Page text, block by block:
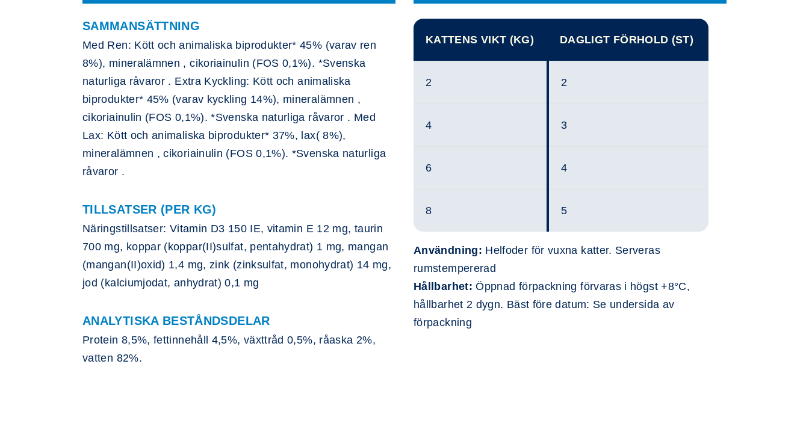
SAMMANSÄTTNING
Med Ren: Kött och animaliska biprodukter* 45% (varav ren
8%), mineralämnen , cikoriainulin (FOS 0,1%). *Svenska
naturliga råvaror . Extra Kyckling: Kött och animaliska
biprodukter* 45% (varav kyckling 14%), mineralämnen ,
cikoriainulin (FOS 0,1%). *Svenska naturliga råvaror . Med
Lax: Kött och animaliska biprodukter* 37%, lax( 8%),
mineralämnen , cikoriainulin (FOS 0,1%). *Svenska naturliga
råvaror .
TILLSATSER (PER KG)
Näringstillsatser: Vitamin D3 150 IE, vitamin E 12 mg, taurin
700 mg, koppar (koppar(II)sulfat, pentahydrat) 1 mg, mangan
(mangan(II)oxid) 1,4 mg, zink (zinksulfat, monohydrat) 14 mg,
jod (kalciumjodat, anhydrat) 0,1 mg
ANALYTISKA BESTÅNDSDELAR
Protein 8,5%, fettinnehåll 4,5%, växttråd 0,5%, råaska 2%,
vatten 82%.
KATTENS VIKT (KG) DAGLIGT FÖRHOLD (ST)
2 2
4 3
6 4
8 5
Användning: Helfoder för vuxna katter. Serveras
rumstempererad
Hållbarhet: Öppnad förpackning förvaras i högst +8°C,
hållbarhet 2 dygn. Bäst före datum: Se undersida av
förpackning